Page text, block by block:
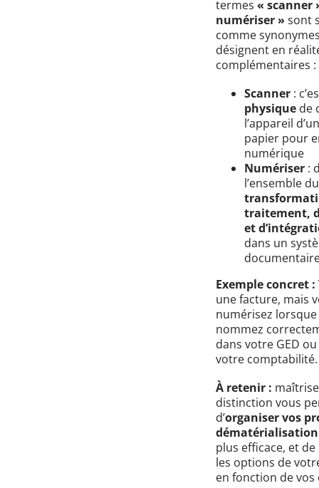
termes « scanner
numériser » sont
comme
désignent en
complémentaires :
Scanner :
physique de
l’appareil
papier pour
numérique
Numériser :
l’ensemble
traitement,
et
dans un
Exemple concret :
une facture, mais
numérisez
nommez
dans votre GED
votre comptabilité.
À retenir :
distinction vous
d’organiser vos
dématérialisation
plus efficace, et
les options de
en fonction de